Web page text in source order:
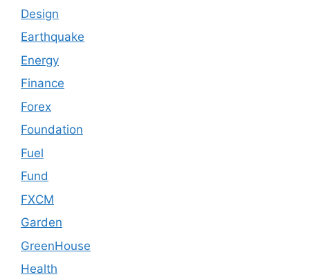
Design
Earthquake
Energy
Finance
Forex
Foundation
Fuel
Fund
FXCM
Garden
GreenHouse
Health